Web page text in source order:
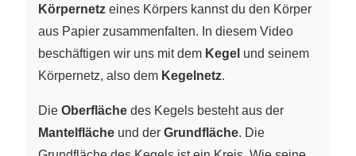
Körpernetz eines Körpers kannst du den Körper
aus Papier zusammenfalten. In diesem Video
beschäftigen wir uns mit dem Kegel und seinem
Körpernetz, also dem Kegelnetz.
Die Oberfläche des Kegels besteht aus der
Mantelfläche und der Grundfläche. Die